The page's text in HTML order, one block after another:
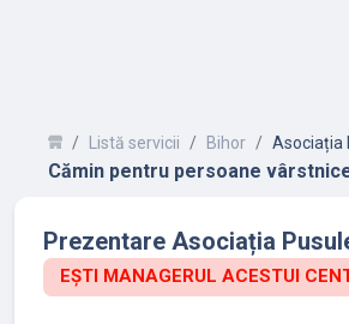
Listă servicii Bihor Asociația
Cămin pentru persoane
Prezentare Asociația
EȘTI MANAGERUL ACESTUI